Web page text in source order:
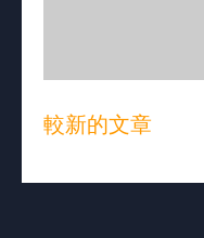
較新的文章